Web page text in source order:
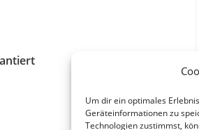
Um dir ein optimales
Geräteinformationen zu
Technologien zustimmst,